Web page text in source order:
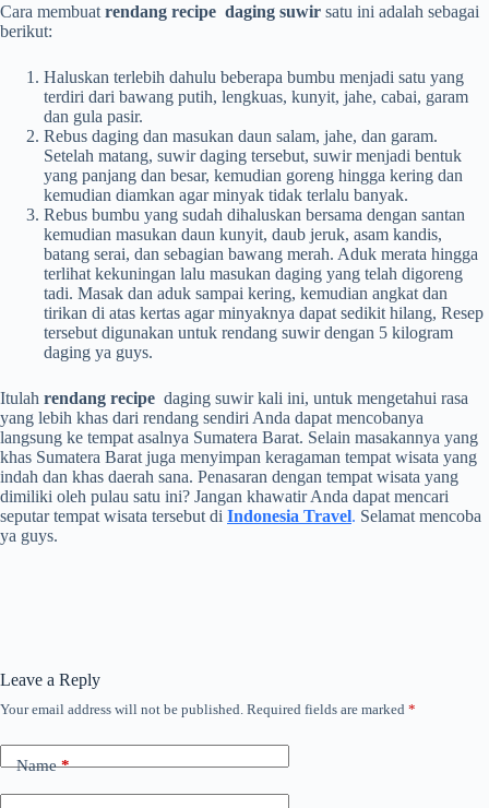
Cara membuat rendang recipe daging suwir satu ini adalah sebagai
berikut:
Haluskan terlebih dahulu beberapa bumbu menjadi satu yang
terdiri dari bawang putih, lengkuas, kunyit, jahe, cabai, garam
dan gula pasir.
Rebus daging dan masukan daun salam, jahe, dan garam.
Setelah matang, suwir daging tersebut, suwir menjadi bentuk
yang panjang dan besar, kemudian goreng hingga kering dan
kemudian diamkan agar minyak tidak terlalu banyak.
Rebus bumbu yang sudah dihaluskan bersama dengan santan
kemudian masukan daun kunyit, daub jeruk, asam kandis,
batang serai, dan sebagian bawang merah. Aduk merata hingga
terlihat kekuningan lalu masukan daging yang telah digoreng
tadi. Masak dan aduk sampai kering, kemudian angkat dan
tirikan di atas kertas agar minyaknya dapat sedikit hilang, Resep
tersebut digunakan untuk rendang suwir dengan 5 kilogram
daging ya guys.
Itulah rendang recipe daging suwir kali ini, untuk mengetahui rasa
yang lebih khas dari rendang sendiri Anda dapat mencobanya
langsung ke tempat asalnya Sumatera Barat. Selain masakannya yang
khas Sumatera Barat juga menyimpan keragaman tempat wisata yang
indah dan khas daerah sana. Penasaran dengan tempat wisata yang
dimiliki oleh pulau satu ini? Jangan khawatir Anda dapat mencari
seputar tempat wisata tersebut di Indonesia Travel. Selamat mencoba
ya guys.
Leave a Reply
Your email address will not be published. Required fields are marked *
Name*